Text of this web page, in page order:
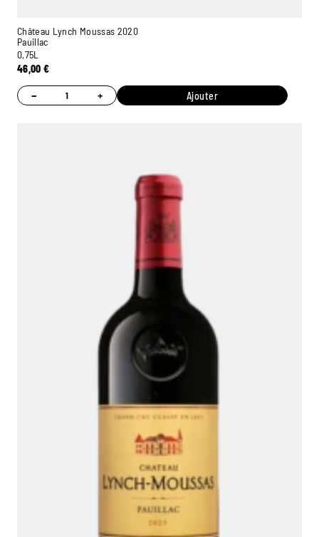
Château Lynch Moussas 2020
Pauillac
0,75L
46,00€
− + Ajouter